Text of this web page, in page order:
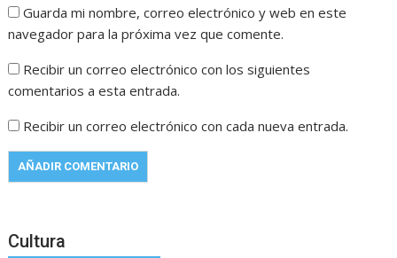
Guarda mi nombre, correo electrónico y web en este
navegador para la próxima vez que comente.
Recibir un correo electrónico con los siguientes
comentarios a esta entrada.
Recibir un correo electrónico con cada nueva entrada.
Cultura